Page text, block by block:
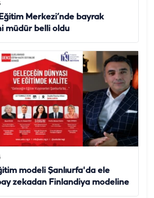
Merkezi’nde bayrak
müdür belli oldu
modeli Şanlıurfa'da ele
zekadan Finlandiya modeline